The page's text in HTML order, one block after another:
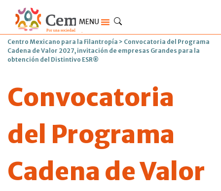
MENU
Centro Mexicano para la Filantropía > Convocatoria del Programa
Cadena de Valor 2027, invitación de empresas Grandes para la
obtención del Distintivo ESR®
Convocatoria
del Programa
Cadena de Valor